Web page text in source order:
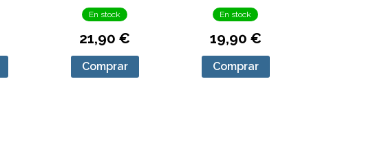
En stock
21,90 €
Comprar
En stock
19,90 €
Comprar